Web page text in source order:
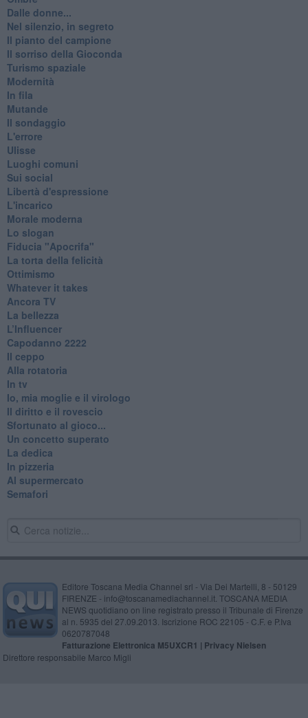
Dalle donne...
Nel silenzio, in segreto
Il pianto del campione
Il sorriso della Gioconda
Turismo spaziale
Modernità
In fila
Mutande
Il sondaggio
L'errore
Ulisse
Luoghi comuni
Sui social
Libertà d'espressione
L'incarico
Morale moderna
Lo slogan
Fiducia "Apocrifa"
La torta della felicità
Ottimismo
Whatever it takes
Ancora TV
La bellezza
L’Influencer
​Capodanno 2222
Il ceppo
Alla rotatoria
In tv
Io, mia moglie e il virologo
Il diritto e il rovescio
Sfortunato al gioco...
Un concetto superato
La dedica
In pizzeria
Al supermercato
Semafori
Editore Toscana Media Channel srl - Via Dei Martelli, 8 - 50129
FIRENZE - info@toscanamediachannel.it. TOSCANA MEDIA
NEWS quotidiano on line registrato presso il Tribunale di Firenze
al n. 5935 del 27.09.2013. Iscrizione ROC 22105 - C.F. e P.Iva
0620787048
Fatturazione Elettronica M5UXCR1 | Privacy Nielsen
Direttore responsabile Marco Migli